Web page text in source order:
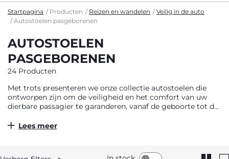
Startpagina Producten Reizen en wandelen
Veilig in de auto
Autostoelen pasgeborenen
AUTOSTOELEN
PASGEBORENEN
24 Producten
Met trots presenteren we onze collectie autostoelen die
ontworpen zijn om de veiligheid en het comfort van uw
dierbare passagier te garanderen, vanaf de geboorte tot de
onze topprioriteit. Al onze autostoelen voldoen aan de
op reis gaan, wetende dat uw kind goed beschermd is.
Lees meer